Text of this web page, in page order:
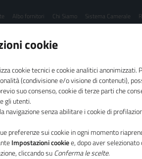
Albo fornitori Chi Siamo Sistema Camerale
per il sistema camerale
generali delle Camere di
cookie
cookie tecnici e cookie analitici anonimizzati.
(condivisione e/o visione di contenuti),
suo consenso, cookie di terze parti che
gli utenti.
navigazione senza abilitare i cookie di
preferenze sui cookie in ogni momento
Impostazioni cookiee, dopo aver
cliccando suConferma le scelte.